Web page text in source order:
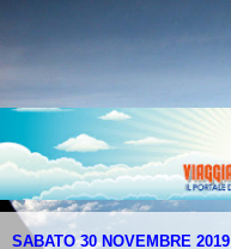
SABATO 30 NOVEMBRE 2019